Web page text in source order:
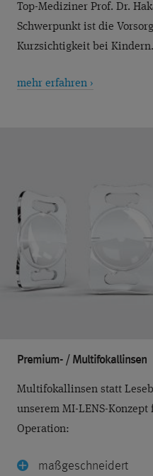
Top-Mediziner Prof. Dr.
Schwerpunkt ist die
Kurzsichtigkeit bei Kindern.
mehr erfahren ›
Premium- / Multifokallinsen
Multifokallinsen statt
unserem MI-LENS-Konzept
Operation:
maßgeschneidert